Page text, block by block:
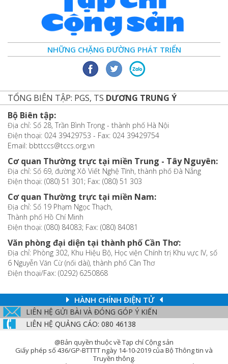
NHỮNG CHẶNG ĐƯỜNG PHÁT TRIỂN
TỔNG BIÊN TẬP: PGS, TS DƯƠNG TRUNG Ý
Bộ Biên tập:
Địa chỉ: Số 28, Trần Bình Trọng - thành phố Hà Nội
Điện thoại: 024 39429753 - Fax: 024 39429754
Email: bbttccs@tccs.org.vn
Cơ quan Thường trực tại miền Trung - Tây Nguyên:
Địa chỉ: Số 69, đường Xô Viết Nghệ Tĩnh, thành phố Đà Nẵng
Điện thoại: (080) 51 301; Fax: (080) 51 303
Cơ quan Thường trực tại miền Nam:
Địa chỉ: Số 19 Phạm Ngọc Thạch,
Thành phố Hồ Chí Minh
Điện thoại: (080) 84083; Fax: (080) 84081
Văn phòng đại diện tại thành phố Cần Thơ:
Địa chỉ: Phòng 302, Khu Hiệu Bộ, Học viện Chính trị Khu vực IV, số
6 Nguyễn Văn Cừ (nối dài), thành phố Cần Thơ
Điện thoại/Fax: (0292) 6250868
HÀNH CHÍNH ĐIỆN TỬ
LIÊN HỆ GỬI BÀI VÀ ĐÓNG GÓP Ý KIẾN
LIÊN HỆ QUẢNG CÁO: 080 46138
@Bản quyền thuộc về Tạp chí Cộng sản
Giấy phép số 436/GP-BTTTT ngày 14-10-2019 của Bộ Thông tin và
Truyền thông.